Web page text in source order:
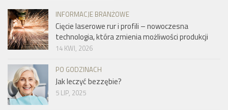
INFORMACJE BRANŻOWE
Cięcie laserowe rur i profili – nowoczesna
technologia, która zmienia możliwości produkcji
14 KWI, 2026
PO GODZINACH
Jak leczyć bezzębie?
5 LIP, 2025